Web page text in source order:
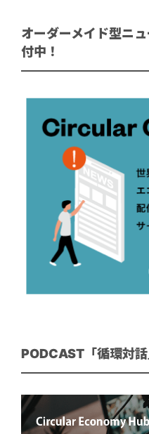
オーダーメイド型ニ
付中！
PODCAST「循環対話